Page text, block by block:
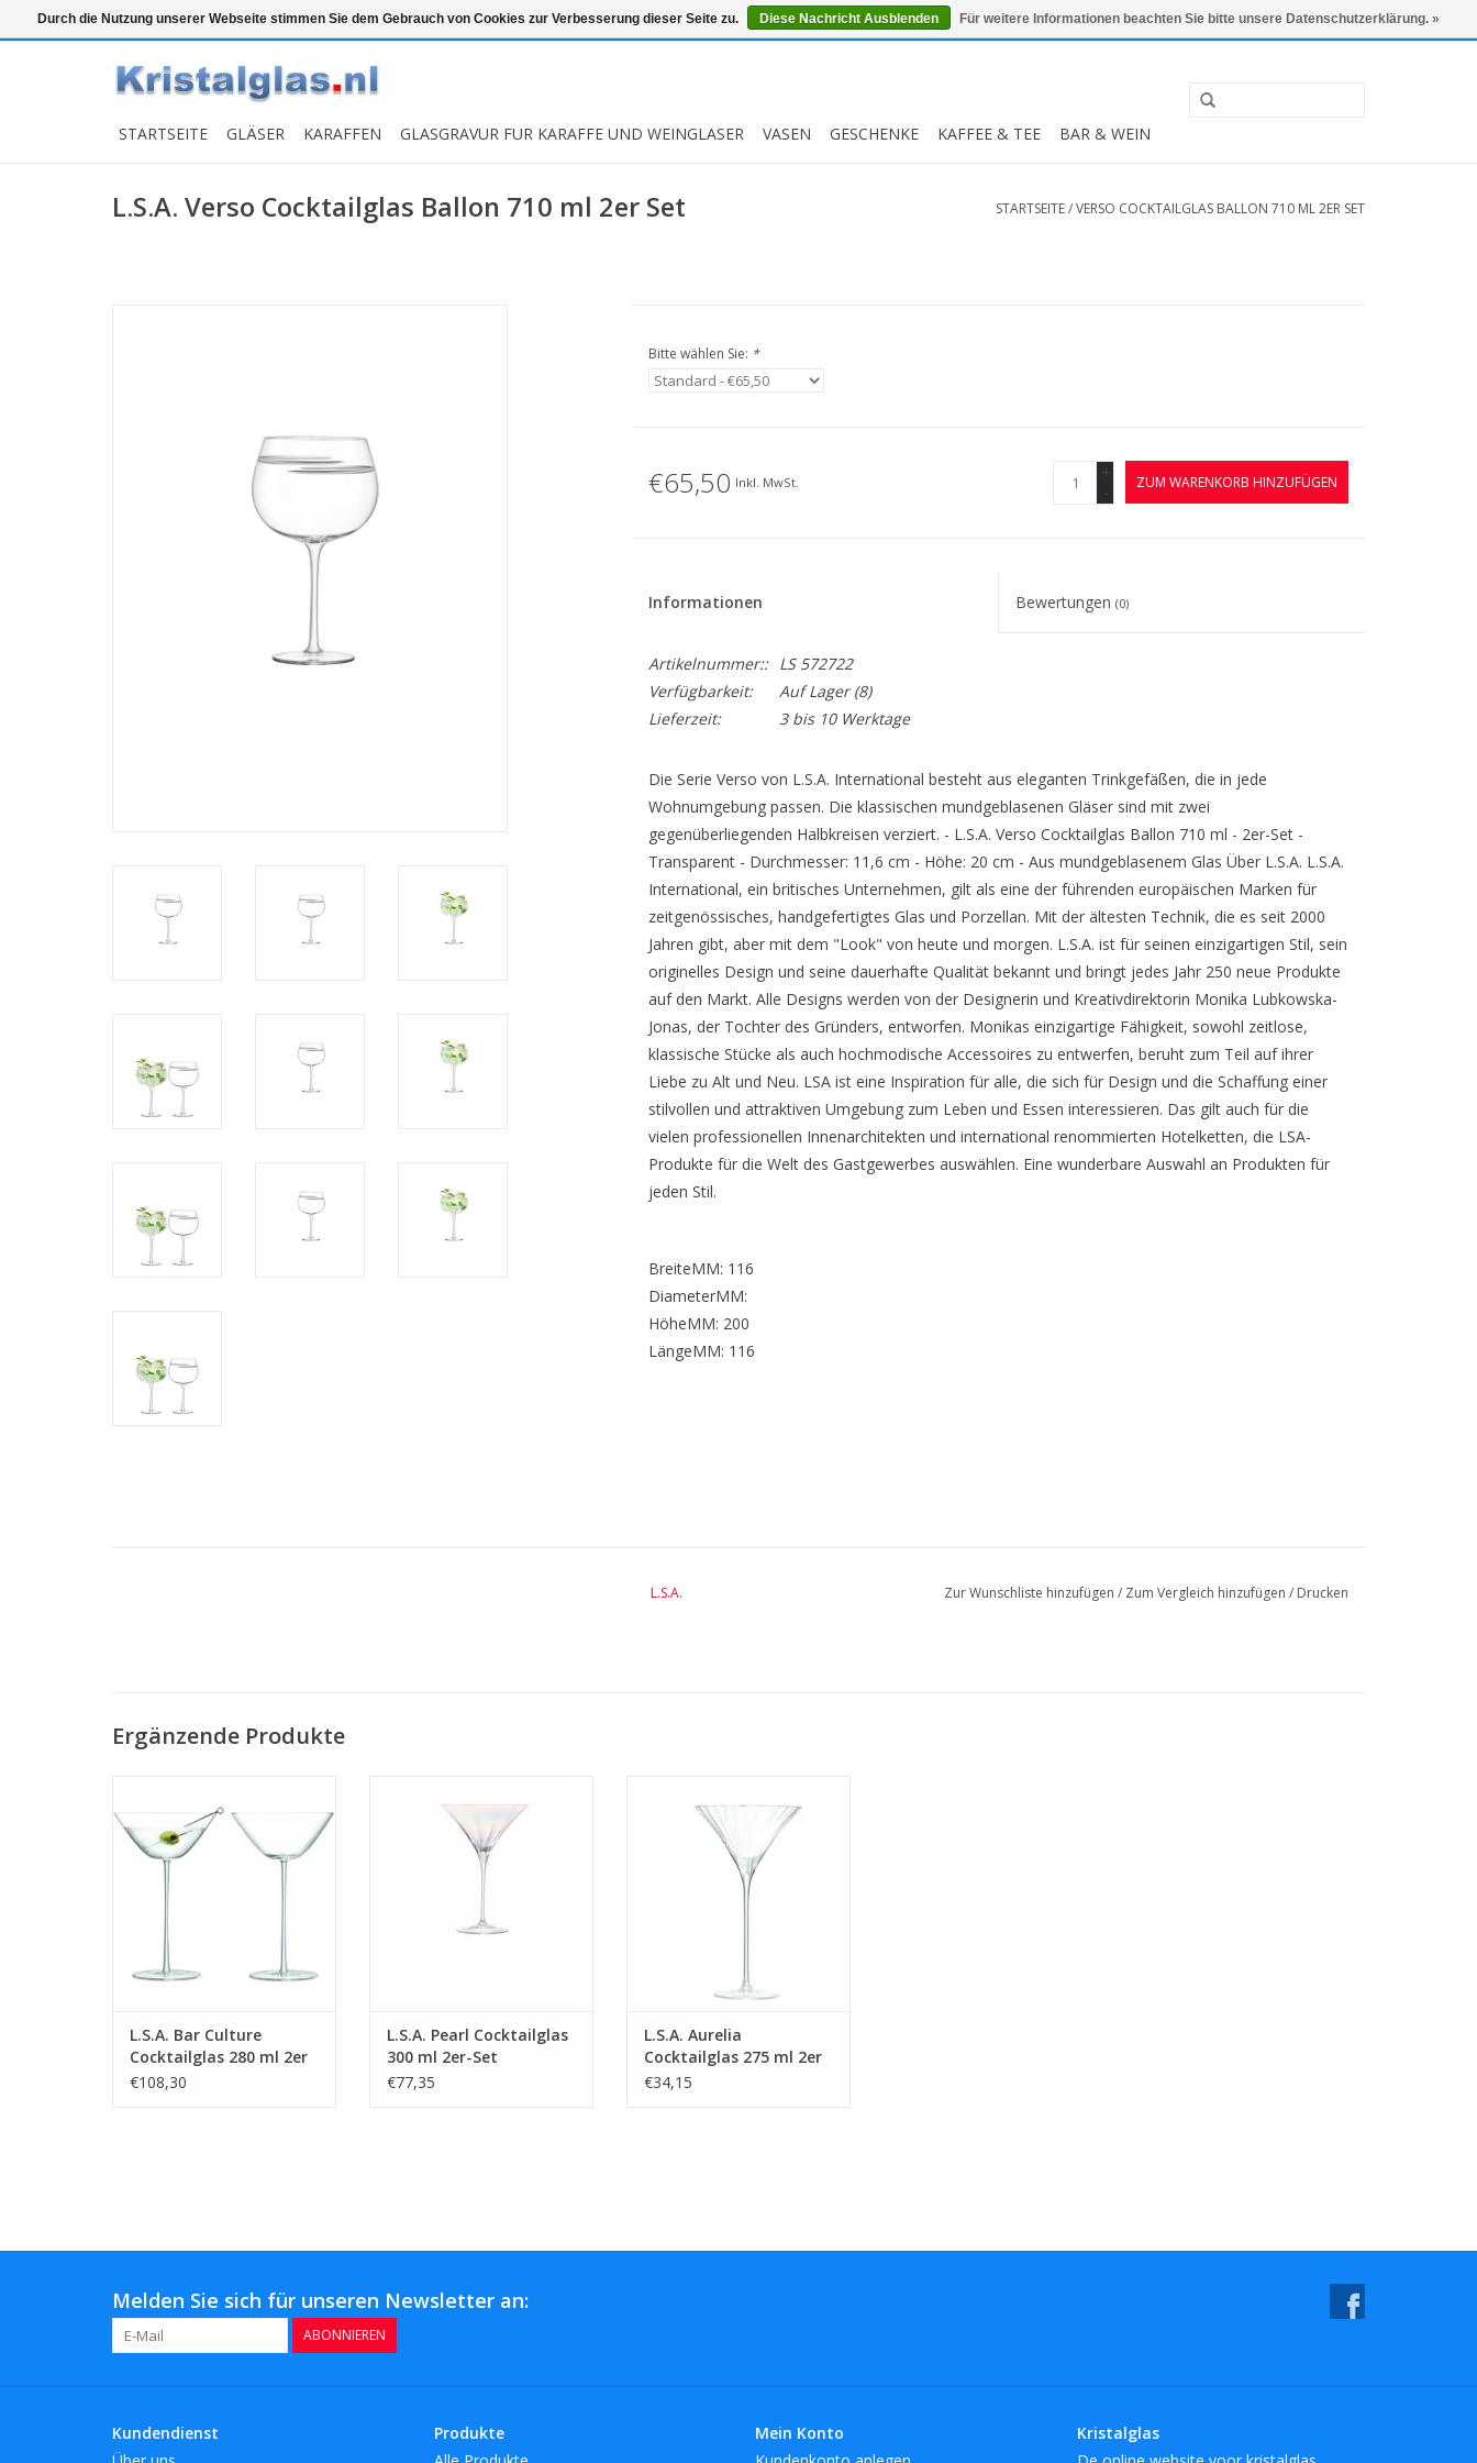
Top klasse Snelle levering Graveren 0 Artikel - €0,00 Mein Konto / Kundenkonto anlegen
STARTSEITE GLÄSER KARAFFEN GLASGRAVUR FUR KARAFFE UND WEINGLASER VASEN GESCHENKE KAFFEE & TEE BAR & WEIN
L.S.A. Verso Cocktailglas Ballon 710 ml 2er Set STARTSEITE/VERSO COCKTAILGLAS BALLON 710 ML 2ER SET
Bitte wählen Sie: *
€65,50 Inkl. MwSt.
+
-
ZUM WARENKORB HINZUFÜGEN
Informationen Bewertungen(0)
Artikelnummer::
LS 572722
Verfügbarkeit:
Auf Lager(8)
Lieferzeit:
3 bis 10 Werktage
Die Serie Verso von L.S.A. International besteht aus eleganten Trinkgefäßen, die in jede
Wohnumgebung passen. Die klassischen mundgeblasenen Gläser sind mit zwei
gegenüberliegenden Halbkreisen verziert. - L.S.A. Verso Cocktailglas Ballon 710 ml - 2er-Set -
Transparent - Durchmesser: 11,6 cm - Höhe: 20 cm - Aus mundgeblasenem Glas Über L.S.A. L.S.A.
International, ein britisches Unternehmen, gilt als eine der führenden europäischen Marken für
zeitgenössisches, handgefertigtes Glas und Porzellan. Mit der ältesten Technik, die es seit 2000
Jahren gibt, aber mit dem "Look" von heute und morgen. L.S.A. ist für seinen einzigartigen Stil, sein
originelles Design und seine dauerhafte Qualität bekannt und bringt jedes Jahr 250 neue Produkte
auf den Markt. Alle Designs werden von der Designerin und Kreativdirektorin Monika Lubkowska-
Jonas, der Tochter des Gründers, entworfen. Monikas einzigartige Fähigkeit, sowohl zeitlose,
klassische Stücke als auch hochmodische Accessoires zu entwerfen, beruht zum Teil auf ihrer
Liebe zu Alt und Neu. LSA ist eine Inspiration für alle, die sich für Design und die Schaffung einer
stilvollen und attraktiven Umgebung zum Leben und Essen interessieren. Das gilt auch für die
vielen professionellen Innenarchitekten und international renommierten Hotelketten, die LSA-
Produkte für die Welt des Gastgewerbes auswählen. Eine wunderbare Auswahl an Produkten für
jeden Stil.
BreiteMM: 116
DiameterMM:
HöheMM: 200
LängeMM: 116
L.S.A. Zur Wunschliste hinzufügen / Zum Vergleich hinzufügen / Drucken
Ergänzende Produkte
2er Set
MEHR INFO
L.S.A. Bar Culture
Cocktailglas 280 ml 2er
Set
€108,30
MEHR INFO
L.S.A. Pearl Cocktailglas
300 ml 2er-Set
€77,35
Set
MEHR INFO
L.S.A. Aurelia
Cocktailglas 275 ml 2er
Set
€34,15
Melden Sie sich für unseren Newsletter an:
ABONNIEREN
Kundendienst
Produkte
Mein Konto
Kristalglas
Durch die Nutzung unserer Webseite stimmen Sie dem Gebrauch von Cookies zur Verbesserung dieser Seite zu. Diese Nachricht Ausblenden Für weitere Informationen beachten Sie bitte unsere Datenschutzerklärung. »